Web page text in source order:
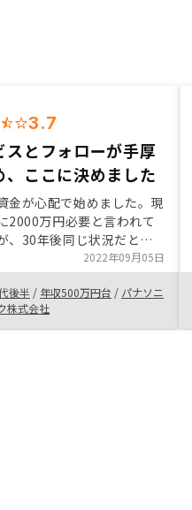
3.7
スとフォローが手厚
、ここに決めました
金が心配で始めました。現
2000万円必要と言われて
、30年後同じ状況だとは
ん。仮に状況が同じでかつ
の貯金があったとしても
後を過ごせるビジョンが見
でした。そこでいくつか資
段を考えた結果、リノシー
2022年09月05日
後半 / 年収500万円台 / パナソニ
株式会社